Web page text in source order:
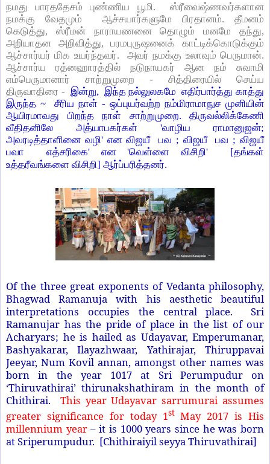
நமது பாரததேசம் புண்ணிய பூமி. ஸ்ரீவைஷ்ணவர்களான
நமக்கு வேதமும் ஆச்சயார்களுமே பிரதானம். தீமனம்
கெடுத்து, ஸ்ரீமன் நாராயணனை தொழும் மனமே தந்து,
அறியாதன அறிவித்து, பரமபுருஷனைக் காட்டிக்கொடுக்கும்
ஆச்சார்யர் மிக உயர்ந்தவர். அவர் நமக்கு உலாவும் பெருமான்.
ஆச்சார்ய ரத்னஹாரத்தில் நடுநாயகர் ஆன நம் சுவாமி
எம்பெருமானார் சாற்றுமுறை - சித்திரையில் செய்ய
திருவாதிரை - இன்று, இந்த நல்லுலகமே எதிர்பார்த்து காத்து
இருந்த ~ சீரிய நாள் - ஒப்புயர்வற்ற நம்மிராமாநுச முனியின்
ஆயிரமாவது பிறந்த நாள் சாற்றுமுறை. திருவல்லிக்கேணி
வீதிதனிலே அத்யாபகர்கள் 'வாழிய ராமானுஜன்;
அவரடித்தாளினை வழி' என விஜயீ பவ ; விஜயீ பவ ; விஜயீ
பவா எத்சரிகை' என 'வெள்ளை விசிறி' [தங்கள்
உத்தரீவங்களை விசிறி] ஆர்ப்பரித்தனர்.
Of the three great exponents of Vedanta philosophy,
Bhagwad Ramanuja with his aesthetic beautiful
interpretations occupies the central place. Sri
Ramanujar has the pride of place in the list of our
Acharyars; he is hailed as Udayavar, Emperumanar,
Bashyakarar, Ilayazhwaar, Yathirajar, Thiruppavai
Jeeyar, Num Kovil annan, amongst other names was
born in the year 1017 at Sri Perumpudur on
‘Thiruvathirai’ thirunakshathiram in the month of
Chithirai. This year Udayavar sarrumurai assumes
greater significance for today 1stMay 2017 is His
millennium year– it is 1000 years since he was born
at Sriperumpudur. [Chithiraiyil seyya Thiruvathirai]